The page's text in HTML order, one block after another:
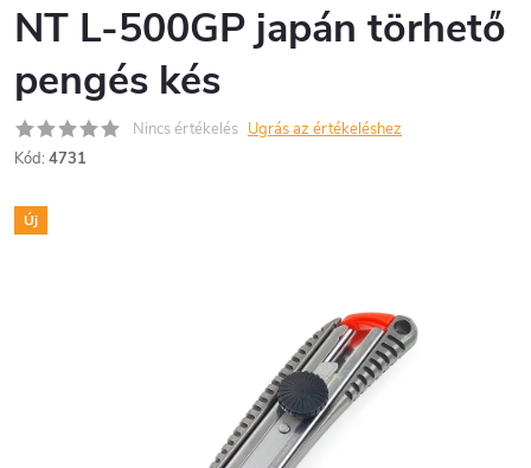
NT L-500GP japán törhető
pengés kés
Nincs értékelés Ugrás az értékeléshez
Kód: 4731
Új